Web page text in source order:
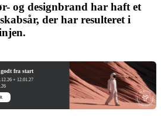
og designbrand har haft et
der har resulteret i
fra start
+ 12.01.27